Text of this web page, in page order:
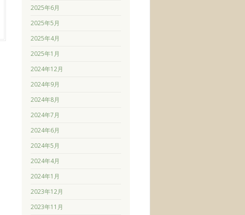
2025年6月
2025年5月
2025年4月
2025年1月
2024年12月
2024年9月
2024年8月
2024年7月
2024年6月
2024年5月
2024年4月
2024年1月
2023年12月
2023年11月